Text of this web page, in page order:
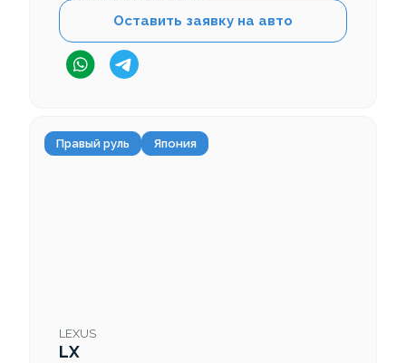
Оставить заявку на авто
Правый руль Япония
LEXUS
LX